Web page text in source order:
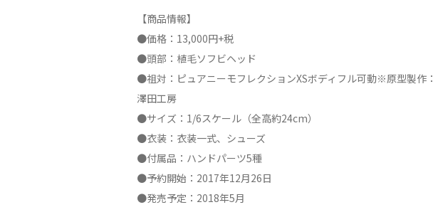
【商品情報】
●価格：13,000円+税
●頭部：植毛ソフビヘッド
●祖対：ピュアニーモフレクションXSボディフル可動※原型製作：
澤田工房
●サイズ：1/6スケール（全高約24cm）
●衣装：衣装一式、シューズ
●付属品：ハンドパーツ5種
●予約開始：2017年12月26日
●発売予定：2018年5月